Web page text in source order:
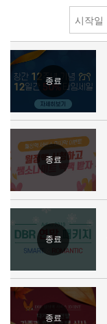
종료
종료
종료
종료